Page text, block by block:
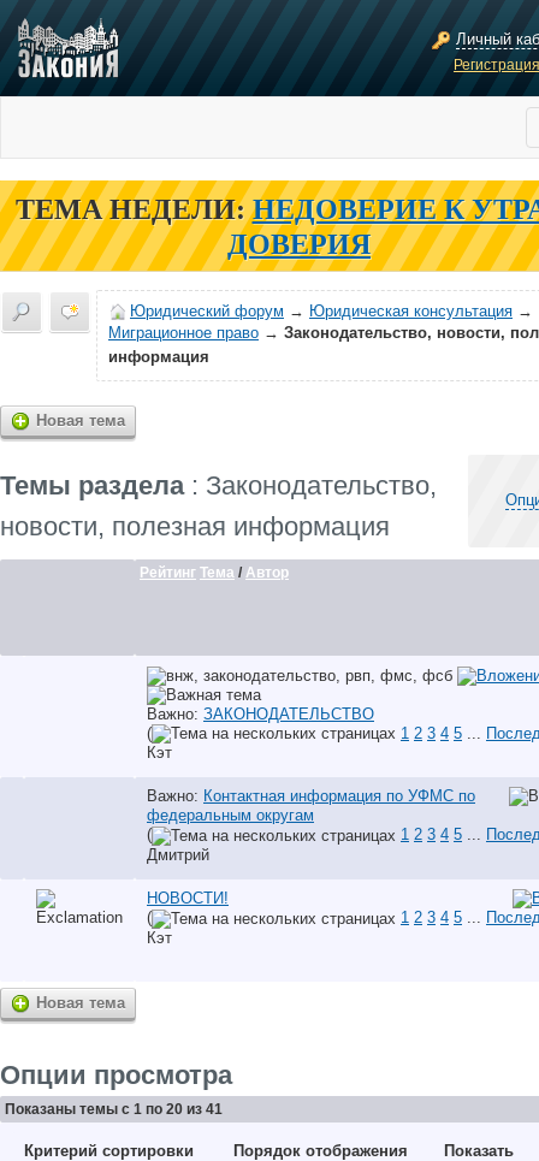
Личный
ТЕМА НЕДЕЛИ: НЕДОВЕРИЕ К
ДОВЕРИЯ
Юридический форум → Юридическая консультация →
Миграционное право → Законодательство, новости,
информация
Новая тема
Темы раздела: Законодательство,
новости, полезная информация
Рейтинг Тема / Автор
Важно: ЗАКОНОДАТЕЛЬСТВО
(
1 2 3 4 5
Кэт
Важно: Контактная информация по УФМС по
федеральным округам
(
1 2 3 4 5 ...
Дмитрий
НОВОСТИ!
(
1 2 3 4 5 ...
Кэт
Новая тема
Опции просмотра
Показаны темы с 1 по 20 из 41
Критерий сортировки Порядок отображения Показать